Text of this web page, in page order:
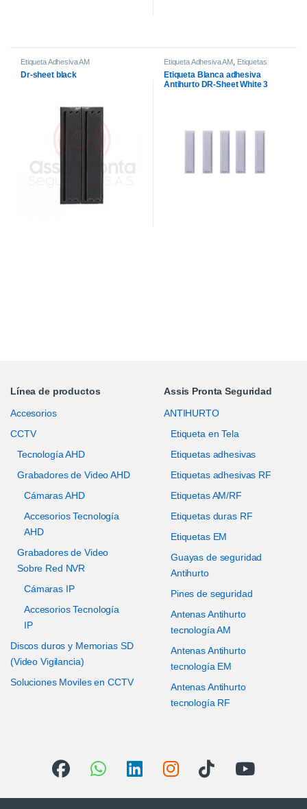
Etiqueta Adhesiva AM
Dr-sheet black
Etiqueta Adhesiva AM Etiquetas
Etiqueta Blanca adhesiva
Antihurto DR-Sheet White 3
Línea de productos
Accesorios
CCTV
Tecnología AHD
Grabadores de Video AHD
Cámaras AHD
Accesorios Tecnología
AHD
Grabadores de Video
Sobre Red NVR
Cámaras IP
Accesorios Tecnología
IP
Discos duros y Memorias SD
(Video Vigilancia)
Soluciones Moviles en CCTV
Assis Pronta Seguridad
ANTIHURTO
Etiqueta en Tela
Etiquetas adhesivas
Etiquetas adhesivas RF
Etiquetas AM/RF
Etiquetas duras RF
Etiquetas EM
Guayas de seguridad
Antihurto
Pines de seguridad
Antenas Antihurto
tecnología AM
Antenas Antihurto
tecnología EM
Antenas Antihurto
tecnología RF